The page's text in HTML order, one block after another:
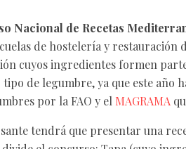
Nacional de Recetas
de hostelería y restauración
cuyos ingredientes formen
de legumbre, ya que este año
por la FAO y el MAGRAMA
tendrá que presentar una